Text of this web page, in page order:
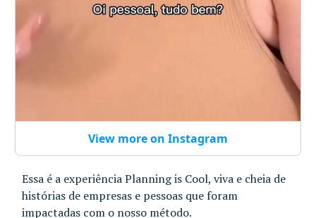
View more on Instagram
Essa é a experiência Planning is Cool, viva e cheia de
histórias de empresas e pessoas que foram
impactadas com o nosso método.